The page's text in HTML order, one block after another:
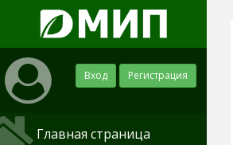
Вход Регистрация
Главная страница